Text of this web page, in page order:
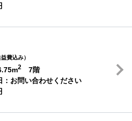
費込み）
2
7階
：お問い合わせください